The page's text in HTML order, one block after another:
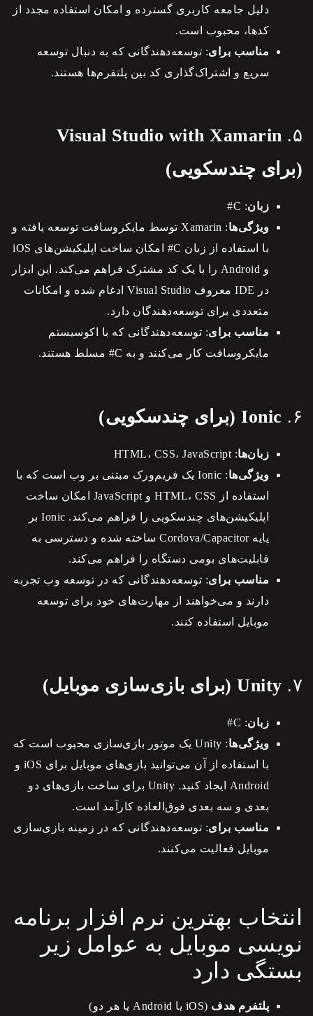
دلیل جامعه کاربری گسترده و امکان استفاده مجدد از
کدها، محبوب است.
مناسب برای: توسعه‌دهندگانی که به دنبال توسعه
سریع و اشتراک‌گذاری کد بین پلتفرم‌ها هستند.
۵. Visual Studio with Xamarin
(برای چندسکویی)
زبان: C#
ویژگی‌ها
: Xamarin توسط مایکروسافت توسعه یافته و
با استفاده از زبان C# امکان ساخت اپلیکیشن‌های iOS
و Android را با یک کد مشترک فراهم می‌کند. این ابزار
در IDE معروف Visual Studio ادغام شده و امکانات
متعددی برای توسعه‌دهندگان دارد.
مناسب برای: توسعه‌دهندگانی که با اکوسیستم
مایکروسافت کار می‌کنند و به C# مسلط هستند.
۶. Ionic (برای چندسکویی)
زبان‌ها: HTML، CSS، JavaScript
ویژگی‌ها
: Ionic یک فریم‌ورک مبتنی بر وب است که با
استفاده از HTML، CSS و JavaScript امکان ساخت
اپلیکیشن‌های چندسکویی را فراهم می‌کند. Ionic بر
پایه Cordova/Capacitor ساخته شده و دسترسی به
قابلیت‌های بومی دستگاه را فراهم می‌کند.
مناسب برای: توسعه‌دهندگانی که در توسعه وب تجربه
دارند و می‌خواهند از مهارت‌های خود برای توسعه
موبایل استفاده کنند.
۷. Unity (برای بازی‌سازی موبایل)
زبان: C#
ویژگی‌ها
: Unity یک موتور بازی‌سازی محبوب است که
با استفاده از آن می‌توانید بازی‌های موبایل برای iOS و
Android ایجاد کنید. Unity برای ساخت بازی‌های دو
بعدی و سه بعدی فوق‌العاده کارآمد است.
مناسب برای: توسعه‌دهندگانی که در زمینه بازی‌سازی
موبایل فعالیت می‌کنند.
انتخاب بهترین نرم افزار برنامه
نویسی موبایل به عوامل زیر
بستگی دارد
پلتفرم هدف (iOS یا Android یا هر دو)